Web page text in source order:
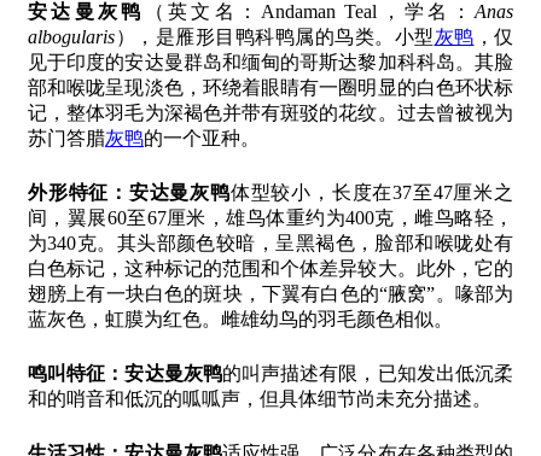
安达曼灰鸭 （英文名：Andaman Teal，学名： Anas
albogularis），是雁形目鸭科鸭属的鸟类。小型灰鸭 ，仅
见于印度的安达曼群岛和缅甸的哥斯达黎加科科岛。其脸
部和喉咙呈现淡色，环绕着眼睛有一圈明显的白色环状标
记，整体羽毛为深褐色并带有斑驳的花纹。过去曾被视为
苏门答腊灰鸭的一个亚种。
外形特征： 安达曼灰鸭体型较小，长度在37至47厘米之
间，翼展60至67厘米，雄鸟体重约为400克，雌鸟略轻，
为340克。其头部颜色较暗，呈黑褐色，脸部和喉咙处有
白色标记，这种标记的范围和个体差异较大。此外，它的
翅膀上有一块白色的斑块，下翼有白色的“腋窝”。喙部为
蓝灰色，虹膜为红色。雌雄幼鸟的羽毛颜色相似。
鸣叫特征：安达曼灰鸭的叫声描述有限，已知发出低沉柔
和的哨音和低沉的呱呱声，但具体细节尚未充分描述。